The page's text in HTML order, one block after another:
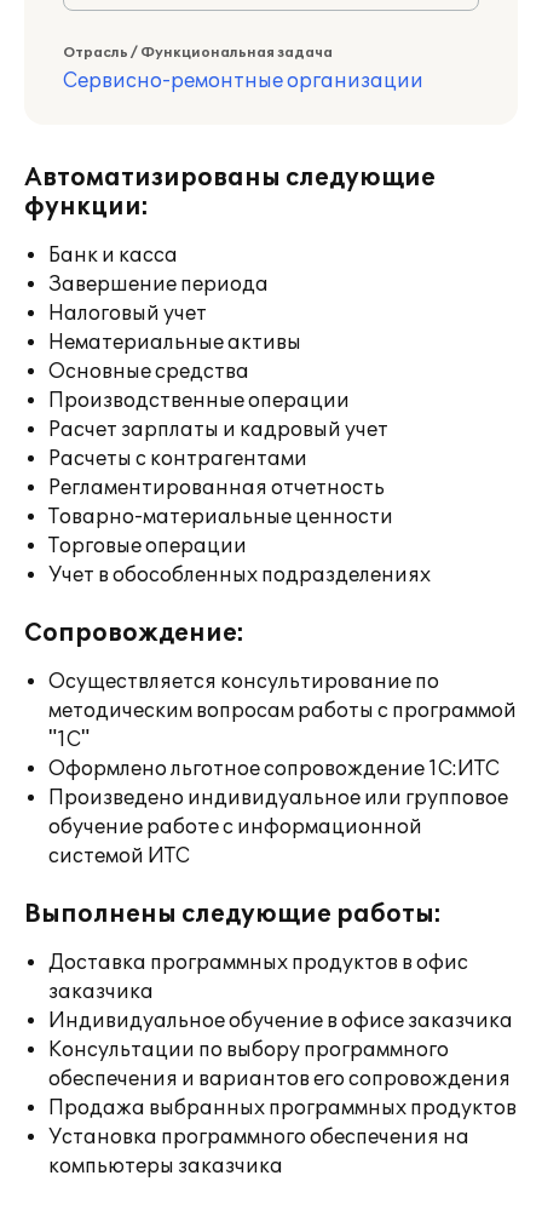
Отрасль / Функциональная задача
Сервисно-ремонтные организации
Автоматизированы следующие
функции:
Банк и касса
Завершение периода
Налоговый учет
Нематериальные активы
Основные средства
Производственные операции
Расчет зарплаты и кадровый учет
Расчеты с контрагентами
Регламентированная отчетность
Товарно-материальные ценности
Торговые операции
Учет в обособленных подразделениях
Сопровождение:
Осуществляется консультирование по
методическим вопросам работы с программой
"1С"
Оформлено льготное сопровождение 1С:ИТС
Произведено индивидуальное или групповое
обучение работе с информационной
системой ИТС
Выполнены следующие работы:
Доставка программных продуктов в офис
заказчика
Индивидуальное обучение в офисе заказчика
Консультации по выбору программного
обеспечения и вариантов его сопровождения
Продажа выбранных программных продуктов
Установка программного обеспечения на
компьютеры заказчика